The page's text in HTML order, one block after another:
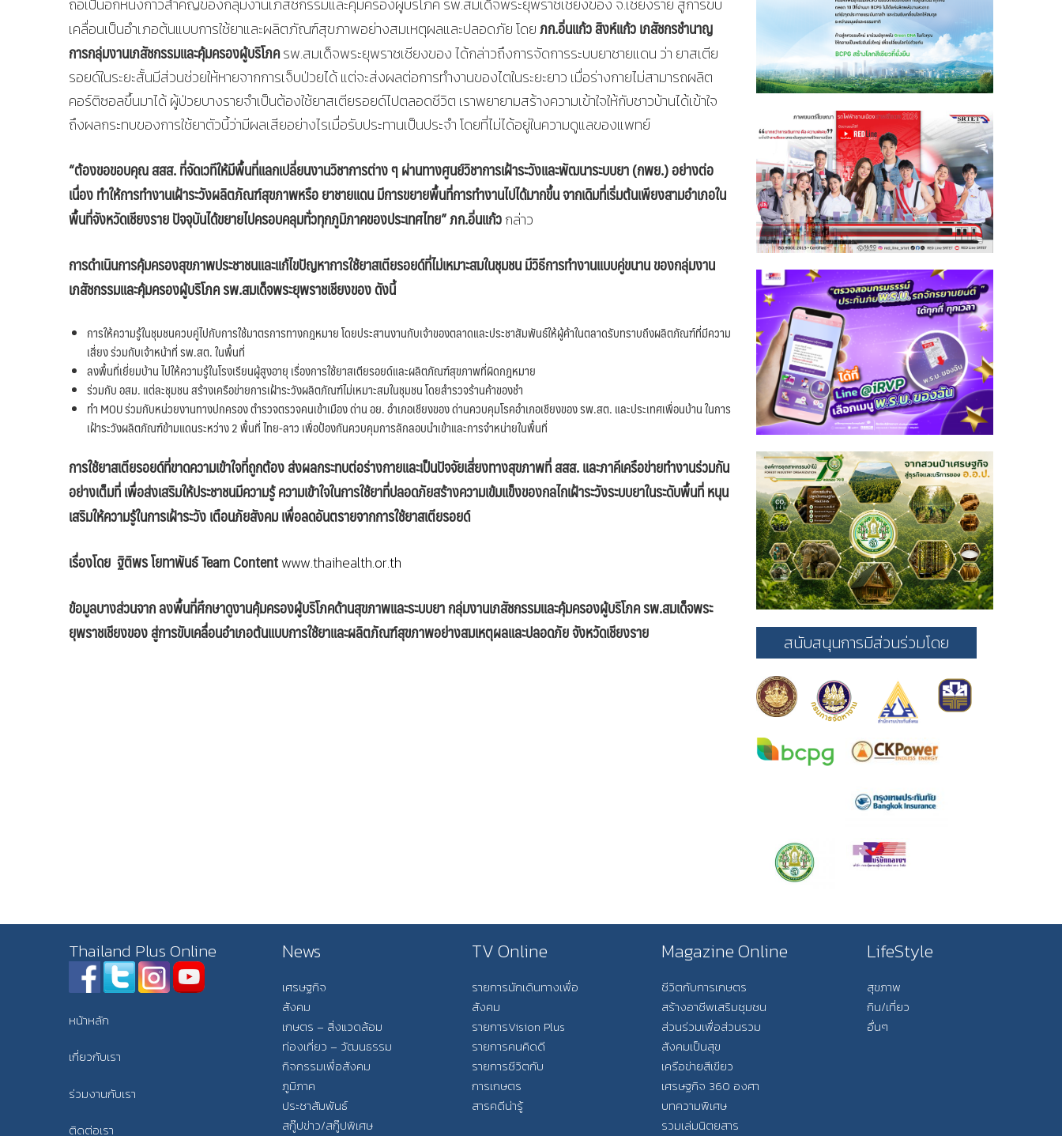
ถือเป็นอีกหนึ่งก้าวสำคัญของกลุ่มงานเภสัชกรรมและคุ้มครองผู้บริโภค รพ.สมเด็จพระยุพราชเชียงของ จ.เชียงราย สู่การขับ
เคลื่อนเป็นอำเภอต้นแบบการใช้ยาและผลิตภัณฑ์สุขภาพอย่างสมเหตุผลและปลอดภัย โดยภก.อิ่นแก้ว สิงห์แก้ว เภสัชกรชำนาญ
การกลุ่มงานเภสัชกรรมและคุ้มครองผู้บริโภครพ.สมเด็จพระยุพราชเชียงของ ได้กล่าวถึงการจัดการระบบยาชายแดน ว่า ยาสเตีย
รอยด์ในระยะสั้นมีส่วนช่วยให้หายจากการเจ็บป่วยได้ แต่จะส่งผลต่อการทำงานของไตในระยะยาว เมื่อร่างกายไม่สามารถผลิต
คอร์ติซอลขึ้นมาได้ ผู้ป่วยบางรายจำเป็นต้องใช้ยาสเตียรอยด์ไปตลอดชีวิต เราพยายามสร้างความเข้าใจให้กับชาวบ้านได้เข้าใจ
ถึงผลกระทบของการใช้ยาตัวนี้ว่ามีผลเสียอย่างไรเมื่อรับประทานเป็นประจำ โดยที่ไม่ได้อยู่ในความดูแลของแพทย์
“ต้องขอขอบคุณ สสส. ที่จัดเวทีให้มีพื้นที่แลกเปลี่ยนงานวิชาการต่าง ๆ ผ่านทางศูนย์วิชาการเฝ้าระวังและพัฒนาระบบยา (กพย.) อย่างต่อ
เนื่อง ทำให้การทำงานเฝ้าระวังผลิตภัณฑ์สุขภาพหรือ ยาชายแดน มีการขยายพื้นที่การทำงานไปได้มากขึ้น จากเดิมที่เริ่มต้นเพียงสามอำเภอใน
พื้นที่จังหวัดเชียงราย ปัจจุบันได้ขยายไปครอบคลุมทั่วทุกภูมิภาคของประเทศไทย” ภก.อิ่นแก้วกล่าว
การดำเนินการคุ้มครองสุขภาพประชาชนและแก้ไขปัญหาการใช้ยาสเตียรอยด์ที่ไม่เหมาะสมในชุมชน มีวิธีการทำงานแบบคู่ขนาน ของกลุ่มงาน
เภสัชกรรมและคุ้มครองผู้บริโภค รพ.สมเด็จพระยุพราชเชียงของ ดังนี้
การให้ความรู้ในชุมชนควบคู่ไปกับการใช้มาตรการทางกฎหมาย โดยประสานงานกับเจ้าของตลาดและประชาสัมพันธ์ให้ผู้ค้าในตลาดรับทราบถึงผลิตภัณฑ์ที่มีความ
เสี่ยง ร่วมกับเจ้าหน้าที่ รพ.สต. ในพื้นที่
ลงพื้นที่เยี่ยมบ้าน ไปให้ความรู้ในโรงเรียนผู้สูงอายุ เรื่องการใช้ยาสเตียรอยด์และผลิตภัณฑ์สุขภาพที่ผิดกฎหมาย
ร่วมกับ อสม. แต่ละชุมชน สร้างเครือข่ายการเฝ้าระวังผลิตภัณฑ์ไม่เหมาะสมในชุมชน โดยสำรวจร้านค้าของชำ
ทำ MOU ร่วมกับหน่วยงานทางปกครอง ตำรวจตรวจคนเข้าเมือง ด่าน อย. อำเภอเชียงของ ด่านควบคุมโรคอำเภอเชียงของ รพ.สต. และประเทศเพื่อนบ้าน ในการ
เฝ้าระวังผลิตภัณฑ์ข้ามแดนระหว่าง 2 พื้นที่ ไทย-ลาว เพื่อป้องกันควบคุมการลักลอบนำเข้าและการจำหน่ายในพื้นที่
การใช้ยาสเตียรอยด์ที่ขาดความเข้าใจที่ถูกต้อง ส่งผลกระทบต่อร่างกายและเป็นปัจจัยเสี่ยงทางสุขภาพที่ สสส. และภาคีเครือข่ายทำงานร่วมกัน
อย่างเต็มที่ เพื่อส่งเสริมให้ประชาชนมีความรู้ ความเข้าใจในการใช้ยาที่ปลอดภัยสร้างความเข้มแข็งของกลไกเฝ้าระวังระบบยาในระดับพื้นที่ หนุน
เสริมให้ความรู้ในการเฝ้าระวัง เตือนภัยสังคม เพื่อลดอันตรายจากการใช้ยาสเตียรอยด์
เรื่องโดย ฐิติพร โยทาพันธ์ Team Contentwww.thaihealth.or.th
ข้อมูลบางส่วนจาก ลงพื้นที่ศึกษาดูงานคุ้มครองผู้บริโภคด้านสุขภาพและระบบยา กลุ่มงานเภสัชกรรมและคุ้มครองผู้บริโภค รพ.สมเด็จพระ
ยุพราชเชียงของ สู่การขับเคลื่อนอำเภอต้นแบบการใช้ยาและผลิตภัณฑ์สุขภาพอย่างสมเหตุผลและปลอดภัย จังหวัดเชียงราย
สนับสนุนการมีส่วนร่วมโดย
Thailand Plus Online
หน้าหลัก
เกี่ยวกับเรา
ร่วมงานกับเรา
ติดต่อเรา
News
เศรษฐกิจ
สังคม
เกษตร – สิ่งแวดล้อม
ท่องเที่ยว – วัฒนธรรม
กิจกรรมเพื่อสังคม
ภูมิภาค
ประชาสัมพันธ์
สกู๊ปข่าว/สกู๊ปพิเศษ
TV Online
รายการนักเดินทางเพื่อ
สังคม
รายการVision Plus
รายการคนคิดดี
รายการชีวิตกับ
การเกษตร
สารคดีน่ารู้
Magazine Online
ชีวิตกับการเกษตร
สร้างอาชีพเสริมชุมชน
ส่วนร่วมเพื่อส่วนรวม
สังคมเป็นสุข
เครือข่ายสีเขียว
เศรษฐกิจ 360 องศา
บทความพิเศษ
รวมเล่มนิตยสาร
LifeStyle
สุขภาพ
กิน/เที่ยว
อื่นๆ